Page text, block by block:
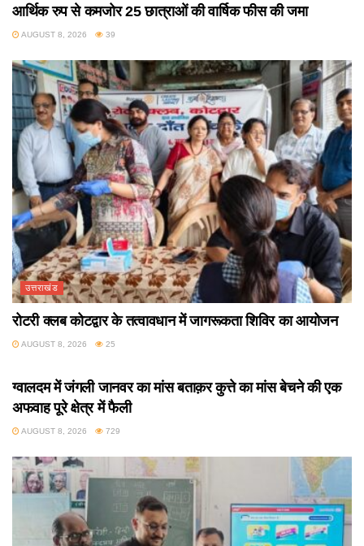
आर्थिक रुप से कमजोर 25 छात्राओं की वार्षिक फीस की जमा
AUGUST 8, 2026 39
उत्तराखंड
रोटरी क्लब कोटद्वार के तत्वावधान में जागरूकता शिविर का आयोजन
AUGUST 8, 2026 25
ग्वालदम में जंगली जानवर का मांस बताक़र कुत्ते का मांस बेचने की एक
अफवाह पूरे क्षेत्र में फैली
AUGUST 8, 2026 729